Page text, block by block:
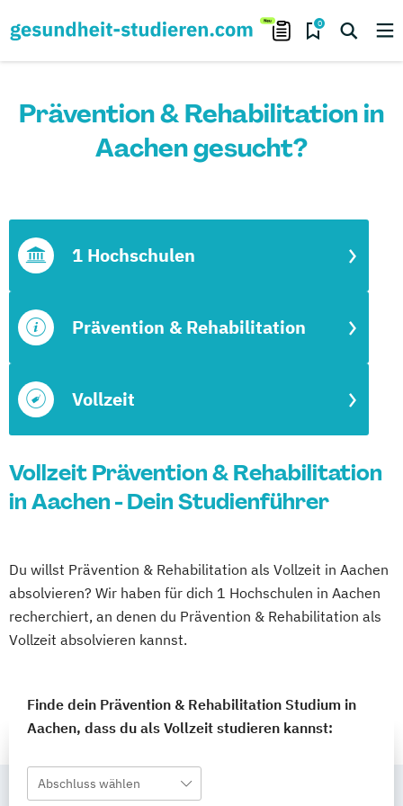
0
Prävention & Rehabilitation in
Aachen gesucht?
Vollzeit
Prävention & Rehabilitation
1 Hochschulen
Vollzeit Prävention & Rehabilitation
in Aachen - Dein Studienführer
Du willst Prävention & Rehabilitation als Vollzeit in Aachen
absolvieren? Wir haben für dich 1 Hochschulen in Aachen
recherchiert, an denen du Prävention & Rehabilitation als
Vollzeit absolvieren kannst.
Finde dein Prävention & Rehabilitation Studium in
Aachen, dass du als Vollzeit studieren kannst:
Abschluss wählen